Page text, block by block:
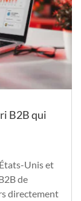
B2B qui
Unis et
de
directement